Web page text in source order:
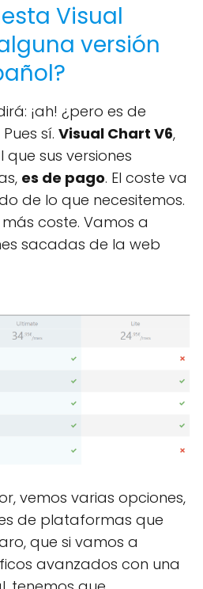
Visual
versión
¡ah! ¿pero es de
sí.Visual Chart V6,
que sus versiones
es de pago. El coste va
de lo que necesitemos.
coste. Vamos a
sacadas de la web
vemos varias opciones,
de plataformas que
que si vamos a
avanzados con una